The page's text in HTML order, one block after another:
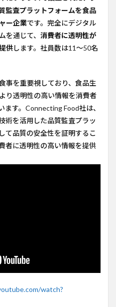
監査プラットフォームを食品
ー企業です。完全にデジタル
を通じて、 消費者に透明性が
供します。社員数は11〜50名
事を重要視しており、食品生
り透明性の高い情報を消費者
ます。Connecting Food社は、
術を活用した品質監査プラッ
て品質の安全性を証明するこ
者に透明性の高い情報を提供
watch?